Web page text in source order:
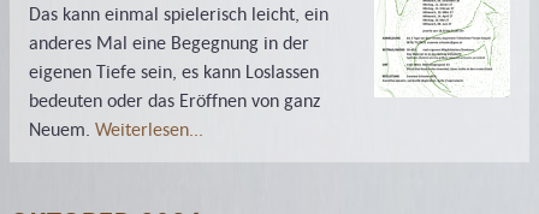
Das kann einmal spielerisch leicht, ein
anderes Mal eine Begegnung in der
eigenen Tiefe sein, es kann Loslassen
bedeuten oder das Eröffnen von ganz
Neuem. Weiterlesen...